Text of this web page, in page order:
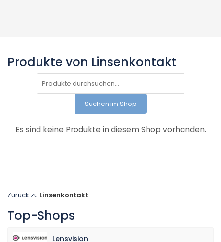
Produkte von Linsenkontakt
Suchen im Shop
Es sind keine Produkte in diesem Shop vorhanden.
Zurück zu Linsenkontakt
Top-Shops
Lensvision